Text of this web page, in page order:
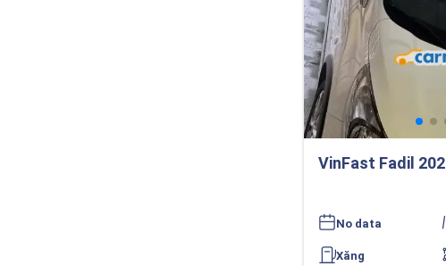
VinFast Fadil
No data
Xăng